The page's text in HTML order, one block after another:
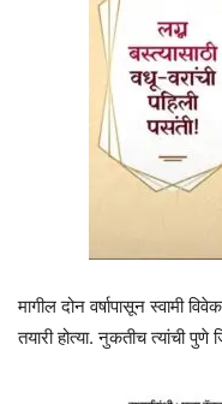
मागील दोन वर्षापासून स्वामी
तयारी होत्या. नुकतीच त्यांची पुणे